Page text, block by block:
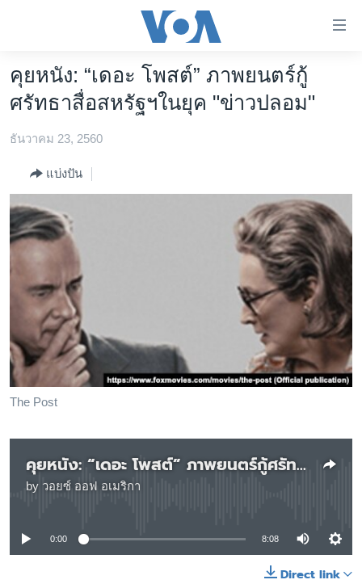
ต่อ
ข้าม
ไป
เนื้อหา
ไป
หน้า
หลัก
ข้าม
ไป
ค้นหา
หน้าหลัก
โลก
เอเชีย
สหรัฐฯ
ไทย
ธุรกิจ
วิทยาศาสตร์
สังคมและสุขภาพ
ไลฟ์สไตล์
ตรวจสอบข่าว
เรียนรู้ภาษาอังกฤษ
พอดคาสต์
คุยหนัง: “เดอะ โพสต์” ภาพยนตร์กู้
ศรัทธาสื่อสหรัฐฯในยุค "ข่าวปลอม"
ธันวาคม 23, 2560
แบ่งปัน
The Post
คุยหนัง: “เดอะ โพสต์” ภาพยนตร์กู้ศรัทธาสื่อสหรัฐฯในยุค "ข่าวปลอม"
by วอยซ์ ออฟ อเมริกา
No media source currently available
0:00 8:08
Direct link